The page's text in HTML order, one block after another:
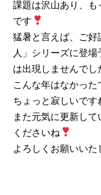
課題は沢山あり、も
です
猛暑と言えば、ご好
人」シリーズに登
は出現しませんでし
こんな年はなかっ
ちょっと寂しいです
また元気に更新し
くださいね
よろしくお願いいた